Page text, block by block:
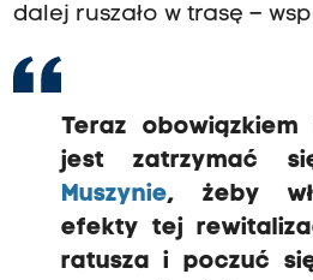
dalej ruszało w trasę –
Teraz
jest zatrzymać
Muszynie, żeby
efekty tej
ratusza i poczuć